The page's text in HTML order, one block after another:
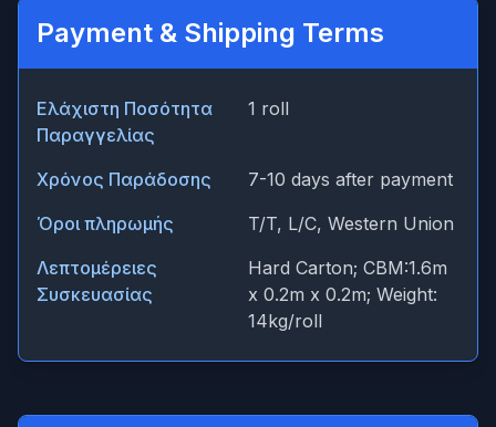
Payment & Shipping Terms
Ελάχιστη Ποσότητα
Παραγγελίας
1 roll
Χρόνος Παράδοσης
7-10 days after payment
Όροι πληρωμής
T/T, L/C, Western Union
Λεπτομέρειες
Συσκευασίας
Hard Carton; CBM:1.6m
x 0.2m x 0.2m; Weight:
14kg/roll